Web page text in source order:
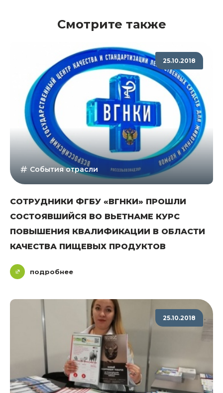
Смотрите также
25.10.2018
События отрасли
СОТРУДНИКИ ФГБУ «ВГНКИ» ПРОШЛИ
СОСТОЯВШИЙСЯ ВО ВЬЕТНАМЕ КУРС
ПОВЫШЕНИЯ КВАЛИФИКАЦИИ В ОБЛАСТИ
КАЧЕСТВА ПИЩЕВЫХ ПРОДУКТОВ
подробнее
25.10.2018